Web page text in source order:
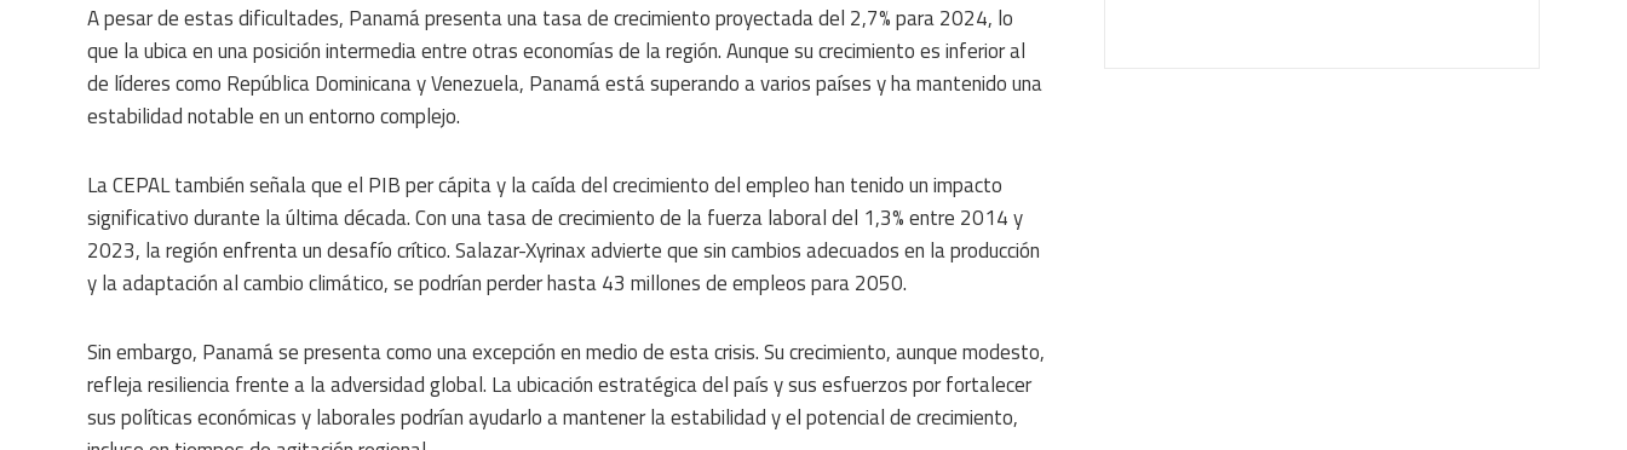
A pesar de estas dificultades, Panamá presenta una tasa de crecimiento proyectada del 2,7% para 2024, lo
que la ubica en una posición intermedia entre otras economías de la región. Aunque su crecimiento es inferior al
de líderes como República Dominicana y Venezuela, Panamá está superando a varios países y ha mantenido una
estabilidad notable en un entorno complejo.
La CEPAL también señala que el PIB per cápita y la caída del crecimiento del empleo han tenido un impacto
significativo durante la última década. Con una tasa de crecimiento de la fuerza laboral del 1,3% entre 2014 y
2023, la región enfrenta un desafío crítico. Salazar-Xyrinax advierte que sin cambios adecuados en la producción
y la adaptación al cambio climático, se podrían perder hasta 43 millones de empleos para 2050.
Sin embargo, Panamá se presenta como una excepción en medio de esta crisis. Su crecimiento, aunque modesto,
refleja resiliencia frente a la adversidad global. La ubicación estratégica del país y sus esfuerzos por fortalecer
sus políticas económicas y laborales podrían ayudarlo a mantener la estabilidad y el potencial de crecimiento,